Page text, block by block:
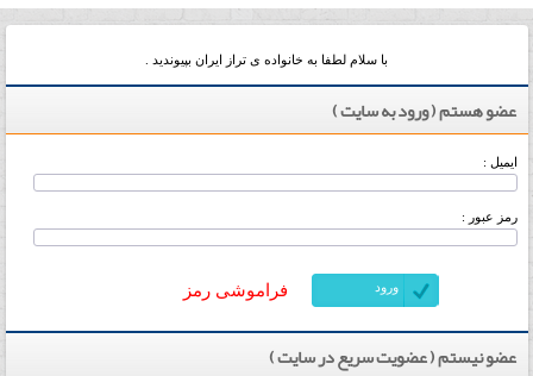
با سلام لطفا به خانواده ی تراز ایران بپیوندید .
عضو هستم ( ورود به سایت )
ایمیل :
رمز عبور :
فراموشی رمز
عضو نیستم ( عضویت سریع در سایت )